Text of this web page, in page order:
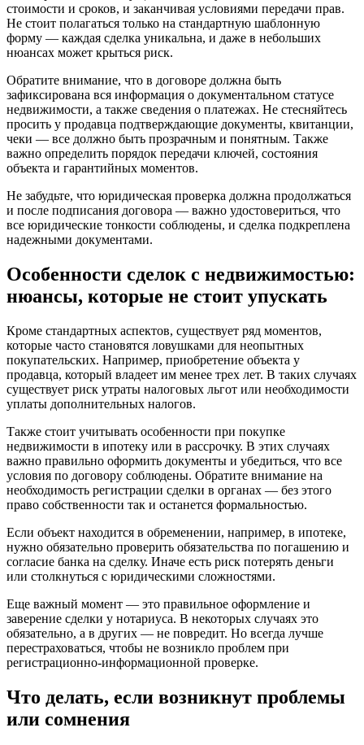
стоимости и сроков, и заканчивая условиями передачи прав.
Не стоит полагаться только на стандартную шаблонную
форму — каждая сделка уникальна, и даже в небольших
нюансах может крыться риск.
Обратите внимание, что в договоре должна быть
зафиксирована вся информация о документальном статусе
недвижимости, а также сведения о платежах. Не стесняйтесь
просить у продавца подтверждающие документы, квитанции,
чеки — все должно быть прозрачным и понятным. Также
важно определить порядок передачи ключей, состояния
объекта и гарантийных моментов.
Не забудьте, что юридическая проверка должна продолжаться
и после подписания договора — важно удостовериться, что
все юридические тонкости соблюдены, и сделка подкреплена
надежными документами.
Особенности сделок с недвижимостью:
нюансы, которые не стоит упускать
Кроме стандартных аспектов, существует ряд моментов,
которые часто становятся ловушками для неопытных
покупательских. Например, приобретение объекта у
продавца, который владеет им менее трех лет. В таких случаях
существует риск утраты налоговых льгот или необходимости
уплаты дополнительных налогов.
Также стоит учитывать особенности при покупке
недвижимости в ипотеку или в рассрочку. В этих случаях
важно правильно оформить документы и убедиться, что все
условия по договору соблюдены. Обратите внимание на
необходимость регистрации сделки в органах — без этого
право собственности так и останется формальностью.
Если объект находится в обременении, например, в ипотеке,
нужно обязательно проверить обязательства по погашению и
согласие банка на сделку. Иначе есть риск потерять деньги
или столкнуться с юридическими сложностями.
Еще важный момент — это правильное оформление и
заверение сделки у нотариуса. В некоторых случаях это
обязательно, а в других — не повредит. Но всегда лучше
перестраховаться, чтобы не возникло проблем при
регистрационно-информационной проверке.
Что делать, если возникнут проблемы
или сомнения